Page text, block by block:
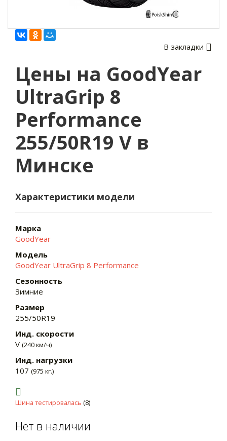
В закладки
Цены на GoodYear
UltraGrip 8
Performance
255/50R19 V в
Минске
Характеристики модели
Марка
GoodYear
Модель
GoodYear UltraGrip 8 Performance
Сезонность
Зимние
Размер
255/50R19
Инд. скорости
V (240 км/ч)
Инд. нагрузки
107 (975 кг.)
Шина тестировалась (8)
Нет в наличии